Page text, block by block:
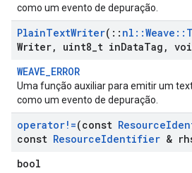
como um evento de depuração.
PlainTextWriter( :: nl ::Weave ::
Writer, uint8 t inDataTag ,
WEAVE_ERROR
Uma função auxiliar para emitir um
como um evento de depuração.
operator!=(const Resource
const ResourceIdentifier &
bool